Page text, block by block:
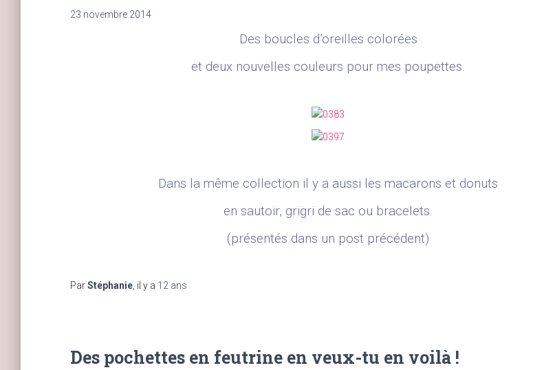
23 novembre 2014
Des boucles d’oreilles colorées
et deux nouvelles couleurs pour mes poupettes.
Dans la même collection il y a aussi les macarons et donuts
en sautoir, grigri de sac ou bracelets.
(présentés dans un post précédent)
ParStéphanie , il y a 12 ans
Des pochettes en feutrine en veux-tu en voilà !